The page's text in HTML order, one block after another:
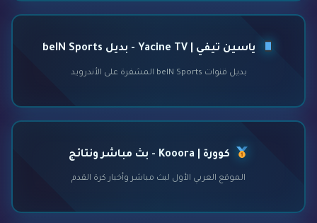
ياسين تيفي | Yacine TV - بديل beIN Sports
بديل قنوات beIN Sports المشفرة على الأندرويد
كوورة | Kooora - بث مباشر ونتائج
الموقع العربي الأول لبث مباشر وأخبار كرة القدم